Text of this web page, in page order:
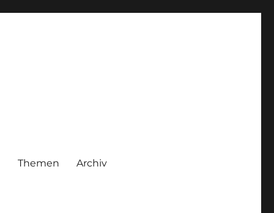
Themen Archiv